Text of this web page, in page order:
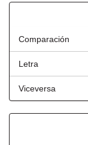
Comparación
Letra
Viceversa